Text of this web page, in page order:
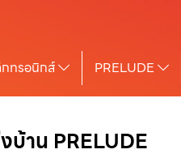
กทรอนิกส์ PRELUDE
บ้าน PRELUDE